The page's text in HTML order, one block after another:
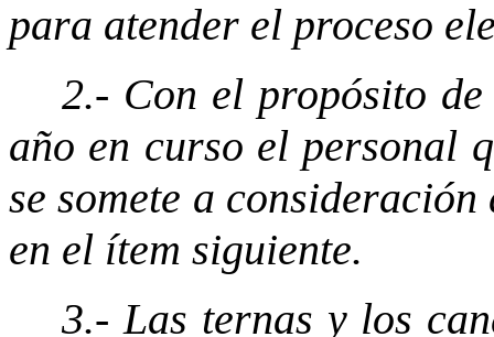
para atender el proceso
2.- Con el propósito
año en curso el personal
se somete a
en el ítem siguiente.
3.- Las ternas y los